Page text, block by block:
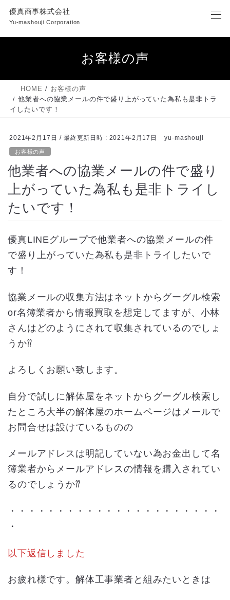
ン
キ
ー
に
優真商事株式会社
Yu-mashouji Corporation
お客様の声
HOME
お客様の声
他業者への協業メールの件で盛り上がっていた為私も是非トラ
イしたいです！
2021年2月17日 / 最終更新日時 : 2021年2月17日 yu-mashouji
お客様の声
他業者への協業メールの件で盛り
上がっていた為私も是非トライし
たいです！
優真LINEグループで他業者への協業メールの件
で盛り上がっていた為私も是非トライしたいで
す！
協業メールの収集方法はネットからグーグル検索
or名簿業者から情報買取を想定してますが、小林
さんはどのようにされて収集されているのでしょ
うか⁇
よろしくお願い致します。
自分で試しに解体屋をネットからグーグル検索し
たところ大半の解体屋のホームページはメールで
お問合せは設けているものの
メールアドレスは明記していない為お金出して名
簿業者からメールアドレスの情報を購入されてい
るのでしょうか⁇
・・・・・・・・・・・・・・・・・・・・・・
・
以下返信しました
お疲れ様です。解体工事業者と組みたいときは